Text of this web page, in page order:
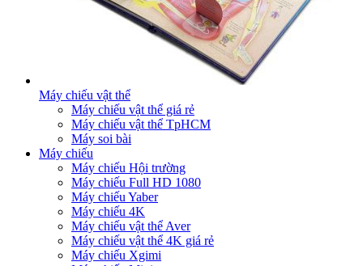
Máy chiếu vật thể
Máy chiếu vật thể giá rẻ
Máy chiếu vật thể TpHCM
Máy soi bài
Máy chiếu
Máy chiếu Hội trường
Máy chiếu Full HD 1080
Máy chiếu Yaber
Máy chiếu 4K
Máy chiếu vật thể Aver
Máy chiếu vật thể 4K giá rẻ
Máy chiếu Xgimi